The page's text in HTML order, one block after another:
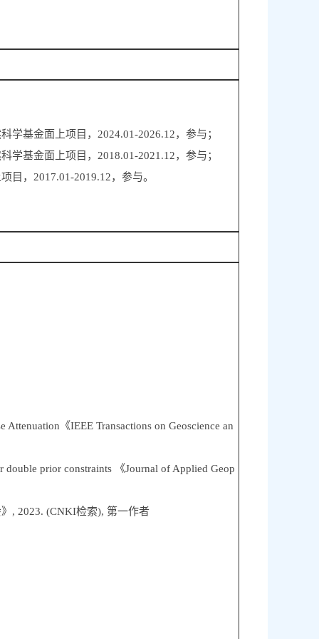
基金面上项目，2024.01-2026.12，参与；
基金面上项目，2018.01-2021.12，参与；
目，2017.01-2019.12，参与。
《IEEE Transactions on Geoscience an
prior constraints 《Journal of Applied Geop
, 2023. (CNKI检索), 第一作者